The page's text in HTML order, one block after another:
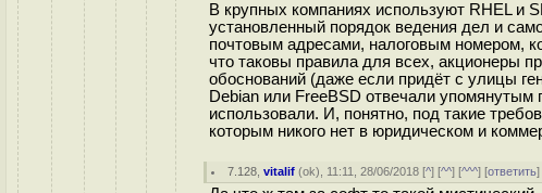
В крупных компаниях используют RHEL и
установленный порядок ведения дел и
почтовым адресами, налоговым номером,
что таковы правила для всех, акционеры
обоснований (даже если придёт с улицы
Debian или FreeBSD отвечали
использовали. И, понятно, под такие
которым никого нет в юридическом и
7.128 ,vitalif (ok), 11:11, 28/06/2018 [^] [^^] [^^^] [ответить]